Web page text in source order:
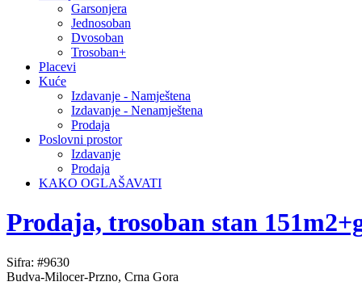
Garsonjera
Jednosoban
Dvosoban
Trosoban+
Placevi
Kuće
Izdavanje - Namještena
Izdavanje - Nenamještena
Prodaja
Poslovni prostor
Izdavanje
Prodaja
KAKO OGLAŠAVATI
Prodaja, trosoban stan
Sifra: #9630
Budva-Milocer-Przno, Crna Gora